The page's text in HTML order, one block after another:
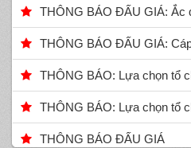
THÔNG BÁO ĐẤU GIÁ: Ắc
THÔNG BÁO ĐẤU GIÁ:
THÔNG BÁO: Lựa chọn tổ
THÔNG BÁO: Lựa chọn tổ
THÔNG BÁO ĐẤU GIÁ